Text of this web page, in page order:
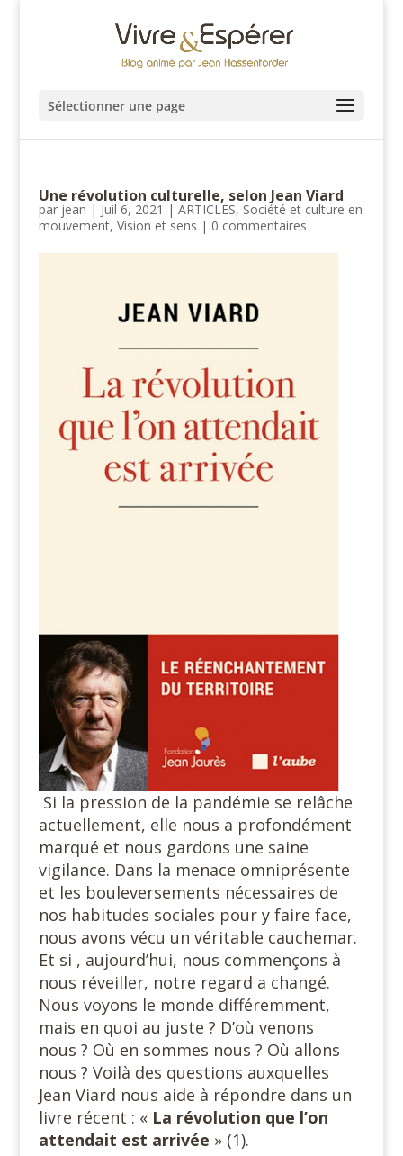
Sélectionner une page
Une révolution culturelle, selon Jean Viard
par jean | Juil 6, 2021 | ARTICLES, Société et culture en
mouvement, Vision et sens | 0 commentaires
Si la pression de la pandémie se relâche
actuellement, elle nous a profondément
marqué et nous gardons une saine
vigilance. Dans la menace omniprésente
et les bouleversements nécessaires de
nos habitudes sociales pour y faire face,
nous avons vécu un véritable cauchemar.
Et si , aujourd’hui, nous commençons à
nous réveiller, notre regard a changé.
Nous voyons le monde différemment,
mais en quoi au juste ? D’où venons
nous ? Où en sommes nous ? Où allons
nous ? Voilà des questions auxquelles
Jean Viard nous aide à répondre dans un
livre récent : « La révolution que l’on
attendait est arrivée » (1).